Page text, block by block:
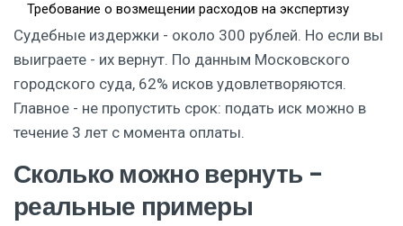
Требование о возмещении расходов на экспертизу
Судебные издержки - около 300 рублей. Но если вы
выиграете - их вернут. По данным Московского
городского суда, 62% исков удовлетворяются.
Главное - не пропустить срок: подать иск можно в
течение 3 лет с момента оплаты.
Сколько можно вернуть -
реальные примеры